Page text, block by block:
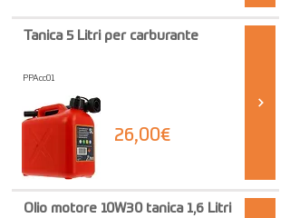
Tanica 5 Litri per carburante
PPAcc01
26,00€
Olio motore 10W30 tanica 1,6 Litri